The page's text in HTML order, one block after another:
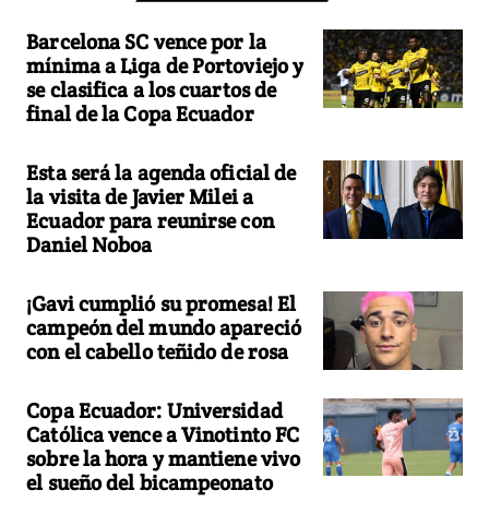
Barcelona SC vence por la
mínima a Liga de Portoviejo y
se clasifica a los cuartos de
final de la Copa Ecuador
Esta será la agenda oficial de
la visita de Javier Milei a
Ecuador para reunirse con
Daniel Noboa
¡Gavi cumplió su promesa! El
campeón del mundo apareció
con el cabello teñido de rosa
Copa Ecuador: Universidad
Católica vence a Vinotinto FC
sobre la hora y mantiene vivo
el sueño del bicampeonato